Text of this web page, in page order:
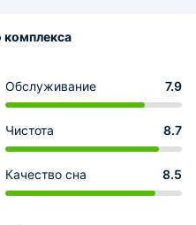
комплекса
Обслуживание 7.9
Чистота 8.7
Качество сна 8.5